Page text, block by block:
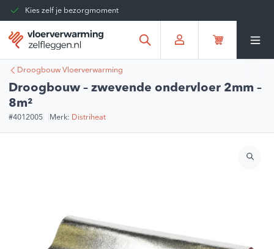
Kies zelf je bezorgmoment
Tot 30 dagen terug te sturen
Gratis verzending vanaf
€375,00*
Droogbouw Vloerverwarming
Droogbouw – zwevende ondervloer 2mm –
8m²
#4012005 Merk: Distriheat